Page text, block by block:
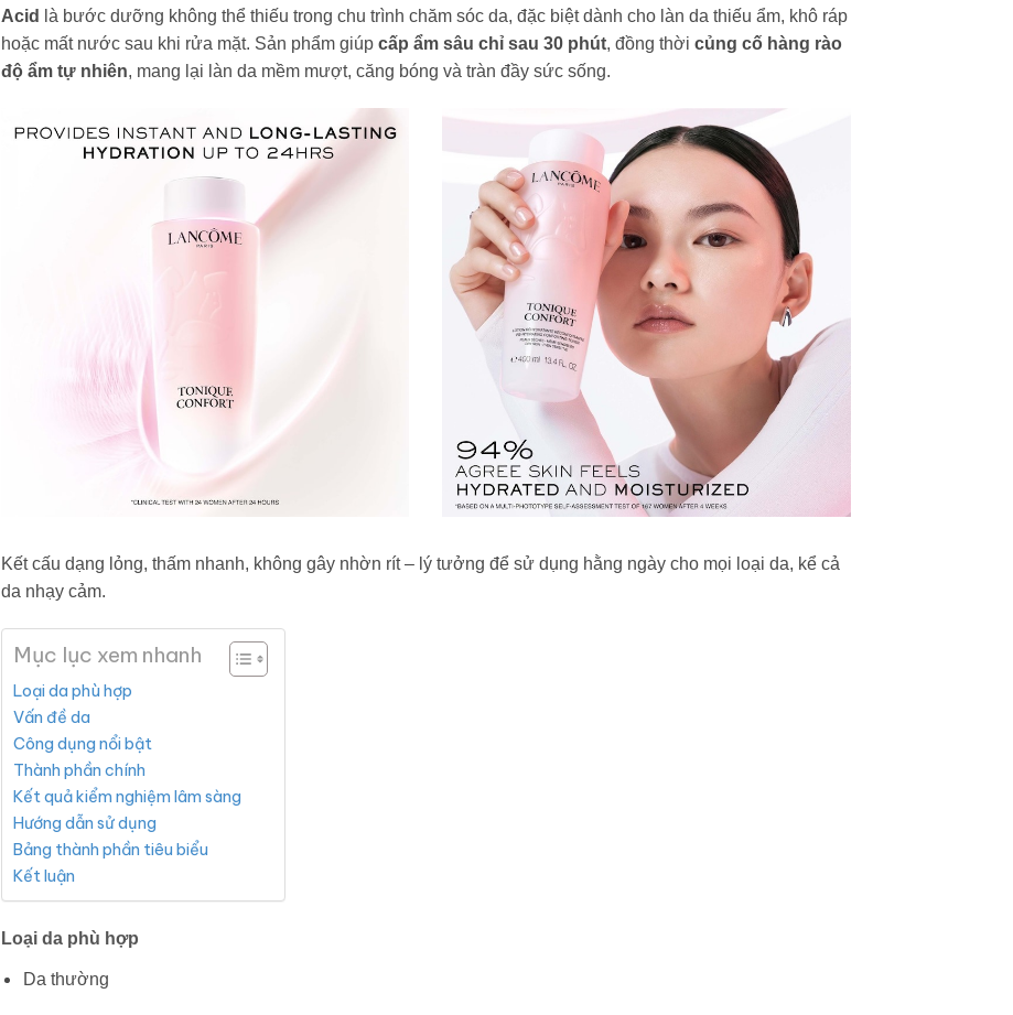
Acid
là bước dưỡng không thể thiếu trong chu trình chăm sóc da, đặc biệt dành cho làn da thiếu ẩm, khô ráp
hoặc mất nước sau khi rửa mặt. Sản phẩm giúp cấp ẩm sâu chỉ sau 30 phút, đồng thời củng cố hàng rào
độ ẩm tự nhiên, mang lại làn da mềm mượt, căng bóng và tràn đầy sức sống.
Kết cấu dạng lỏng, thấm nhanh, không gây nhờn rít – lý tưởng để sử dụng hằng ngày cho mọi loại da, kể cả
da nhạy cảm.
Mục lục xem nhanh
Loại da phù hợp
Vấn đề da
Công dụng nổi bật
Thành phần chính
Kết quả kiểm nghiệm lâm sàng
Hướng dẫn sử dụng
Bảng thành phần tiêu biểu
Kết luận
Loại da phù hợp
Da thường